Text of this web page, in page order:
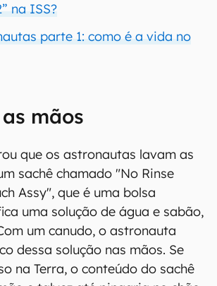
na ISS?
parte 1: como é a vida no
mãos
que os astronautas lavam as
sachê chamado "No Rinse
Assy", que é uma bolsa
uma solução de água e sabão,
um canudo, o astronauta
dessa solução nas mãos. Se
na Terra, o conteúdo do sachê